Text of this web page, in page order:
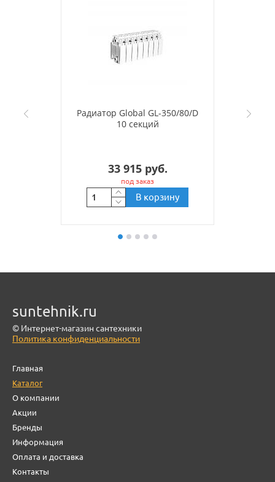
Радиатор Global GL-350/80/D
10 секций
33 915 руб.
под заказ
В корзину
suntehnik.ru
© Интернет-магазин сантехники
Политика конфиденциальности
Главная
Каталог
О компании
Акции
Бренды
Информация
Оплата и доставка
Контакты